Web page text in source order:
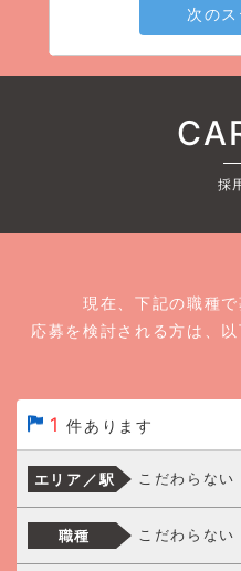
次の
採
現在、下記の職種で
応募を検討される方は、
1 件あります
エリア／駅 こだわらない
職種 こだわらない